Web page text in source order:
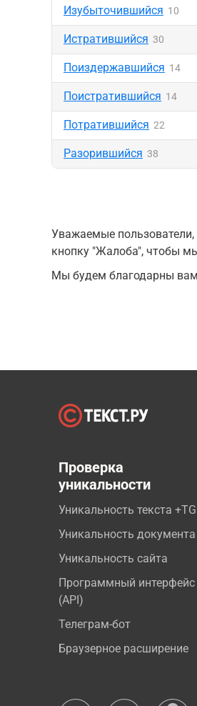
Изубыточившийся 10
Истратившийся 30
Поиздержавшийся 14
Поистратившийся 14
Потратившийся 22
Разорившийся 38
Уважаемые пользователи,
кнопку "Жалоба", чтобы
Мы будем благодарны вам
Проверка
уникальности
Уникальность текста +TG
Уникальность документа
Уникальность сайта
Программный интерфейс
(API)
Телеграм-бот
Браузерное расширение